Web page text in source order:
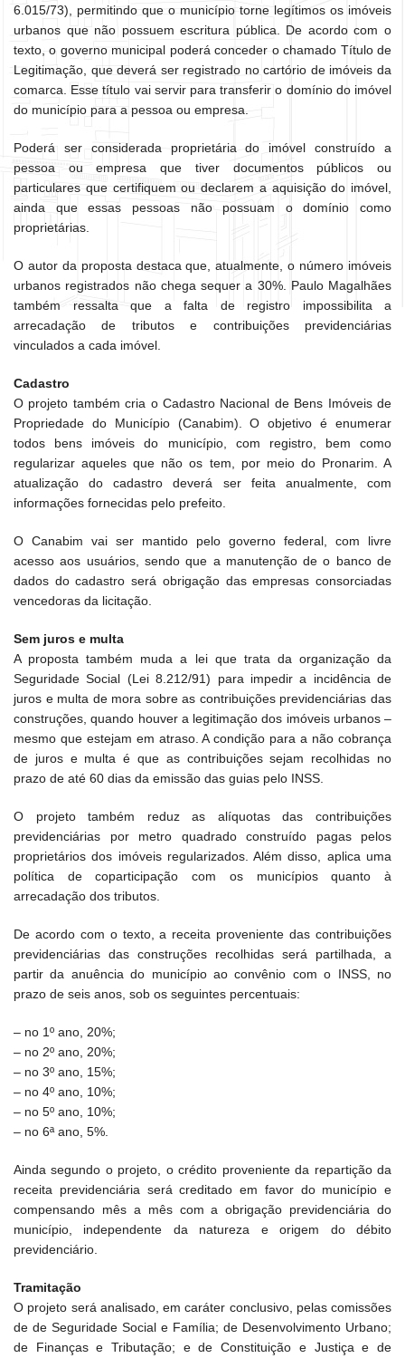
6.015/73), permitindo que o município torne legítimos os imóveis
urbanos que não possuem escritura pública. De acordo com o
texto, o governo municipal poderá conceder o chamado Título de
Legitimação, que deverá ser registrado no cartório de imóveis da
comarca. Esse título vai servir para transferir o domínio do imóvel
do município para a pessoa ou empresa.
Poderá ser considerada proprietária do imóvel construído a
pessoa ou empresa que tiver documentos públicos ou
particulares que certifiquem ou declarem a aquisição do imóvel,
ainda que essas pessoas não possuam o domínio como
proprietárias.
O autor da proposta destaca que, atualmente, o número imóveis
urbanos registrados não chega sequer a 30%. Paulo Magalhães
também ressalta que a falta de registro impossibilita a
arrecadação de tributos e contribuições previdenciárias
vinculados a cada imóvel.
Cadastro
O projeto também cria o Cadastro Nacional de Bens Imóveis de
Propriedade do Município (Canabim). O objetivo é enumerar
todos bens imóveis do município, com registro, bem como
regularizar aqueles que não os tem, por meio do Pronarim. A
atualização do cadastro deverá ser feita anualmente, com
informações fornecidas pelo prefeito.
O Canabim vai ser mantido pelo governo federal, com livre
acesso aos usuários, sendo que a manutenção de o banco de
dados do cadastro será obrigação das empresas consorciadas
vencedoras da licitação.
Sem juros e multa
A proposta também muda a lei que trata da organização da
Seguridade Social (Lei 8.212/91) para impedir a incidência de
juros e multa de mora sobre as contribuições previdenciárias das
construções, quando houver a legitimação dos imóveis urbanos –
mesmo que estejam em atraso. A condição para a não cobrança
de juros e multa é que as contribuições sejam recolhidas no
prazo de até 60 dias da emissão das guias pelo INSS.
O projeto também reduz as alíquotas das contribuições
previdenciárias por metro quadrado construído pagas pelos
proprietários dos imóveis regularizados. Além disso, aplica uma
política de coparticipação com os municípios quanto à
arrecadação dos tributos.
De acordo com o texto, a receita proveniente das contribuições
previdenciárias das construções recolhidas será partilhada, a
partir da anuência do município ao convênio com o INSS, no
prazo de seis anos, sob os seguintes percentuais:
– no 1º ano, 20%;
– no 2º ano, 20%;
– no 3º ano, 15%;
– no 4º ano, 10%;
– no 5º ano, 10%;
– no 6ª ano, 5%.
Ainda segundo o projeto, o crédito proveniente da repartição da
receita previdenciária será creditado em favor do município e
compensando mês a mês com a obrigação previdenciária do
município, independente da natureza e origem do débito
previdenciário.
Tramitação
O projeto será analisado, em caráter conclusivo, pelas comissões
de de Seguridade Social e Família; de Desenvolvimento Urbano;
de Finanças e Tributação; e de Constituição e Justiça e de